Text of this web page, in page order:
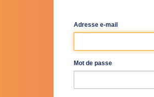
Adresse e-mail
Mot de passe